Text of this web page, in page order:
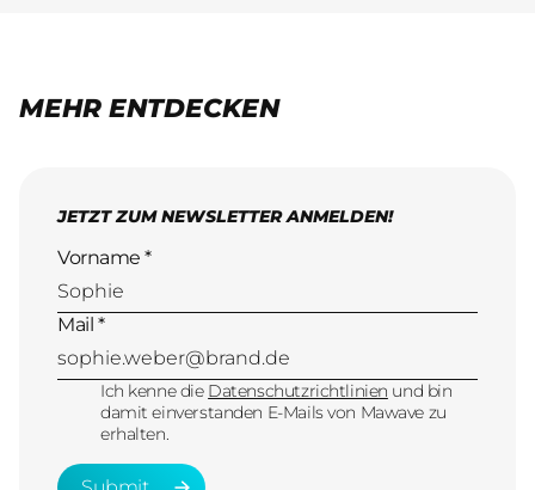
MEHR ENTDECKEN
JETZT ZUM NEWSLETTER ANMELDEN!
Vorname *
Mail *
Ich kenne die Datenschutzrichtlinien und bin
damit einverstanden E-Mails von Mawave zu
erhalten.